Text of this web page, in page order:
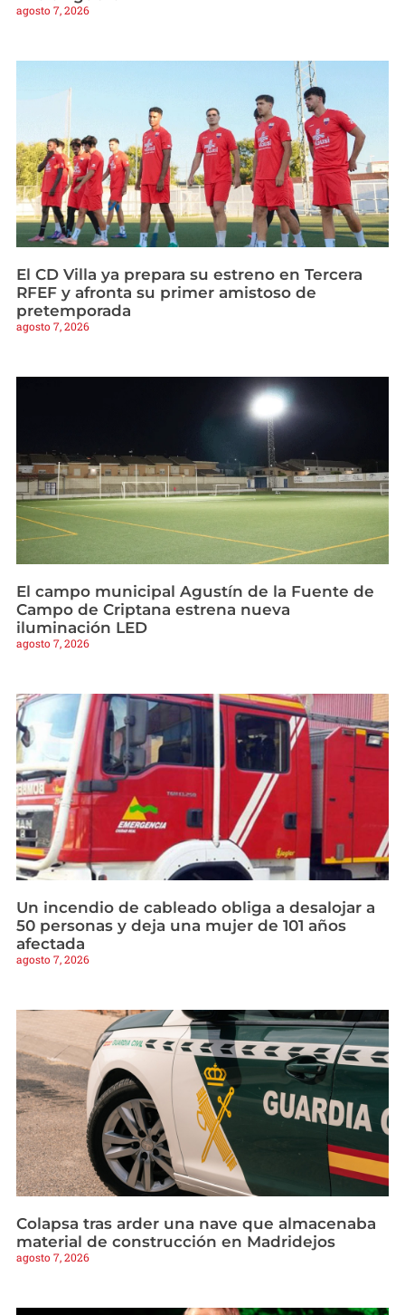
agosto 7, 2026
El CD Villa ya prepara su estreno en Tercera
RFEF y afronta su primer amistoso de
pretemporada
agosto 7, 2026
El campo municipal Agustín de la Fuente de
Campo de Criptana estrena nueva
iluminación LED
agosto 7, 2026
Un incendio de cableado obliga a desalojar a
50 personas y deja una mujer de 101 años
afectada
agosto 7, 2026
Colapsa tras arder una nave que almacenaba
material de construcción en Madridejos
agosto 7, 2026